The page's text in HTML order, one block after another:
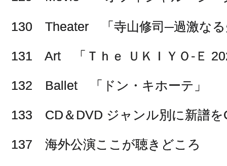
130 Theater 「寺山修司─過激なる
131 Art 「Ｔｈｅ ＵＫＩＹＯ-Ｅ
132 Ballet 「ドン・キホーテ」
133 CD＆DVD ジャンル別に新譜を
137 海外公演ここが聴きどころ